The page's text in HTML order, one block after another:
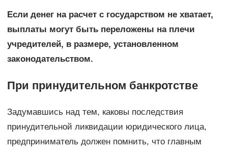
Если денег на расчет с государством не хватает,
выплаты могут быть переложены на плечи
учредителей, в размере, установленном
законодательством.
При принудительном банкротстве
Задумавшись над тем, каковы последствия
принудительной ликвидации юридического лица,
предприниматель должен помнить, что главным